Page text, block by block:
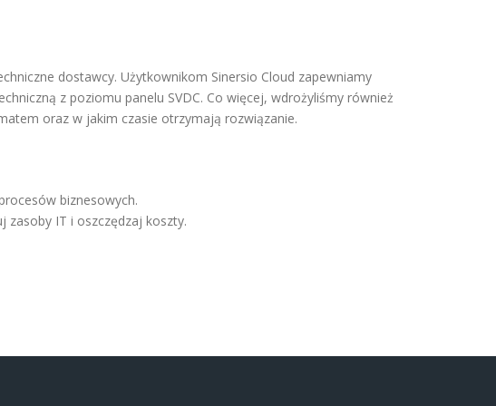
dostawcy. Użytkownikom Sinersio Cloud zapewniamy
z poziomu panelu SVDC. Co więcej, wdrożyliśmy również
oraz w jakim czasie otrzymają rozwiązanie.
biznesowych.
zasoby IT i oszczędzaj koszty.